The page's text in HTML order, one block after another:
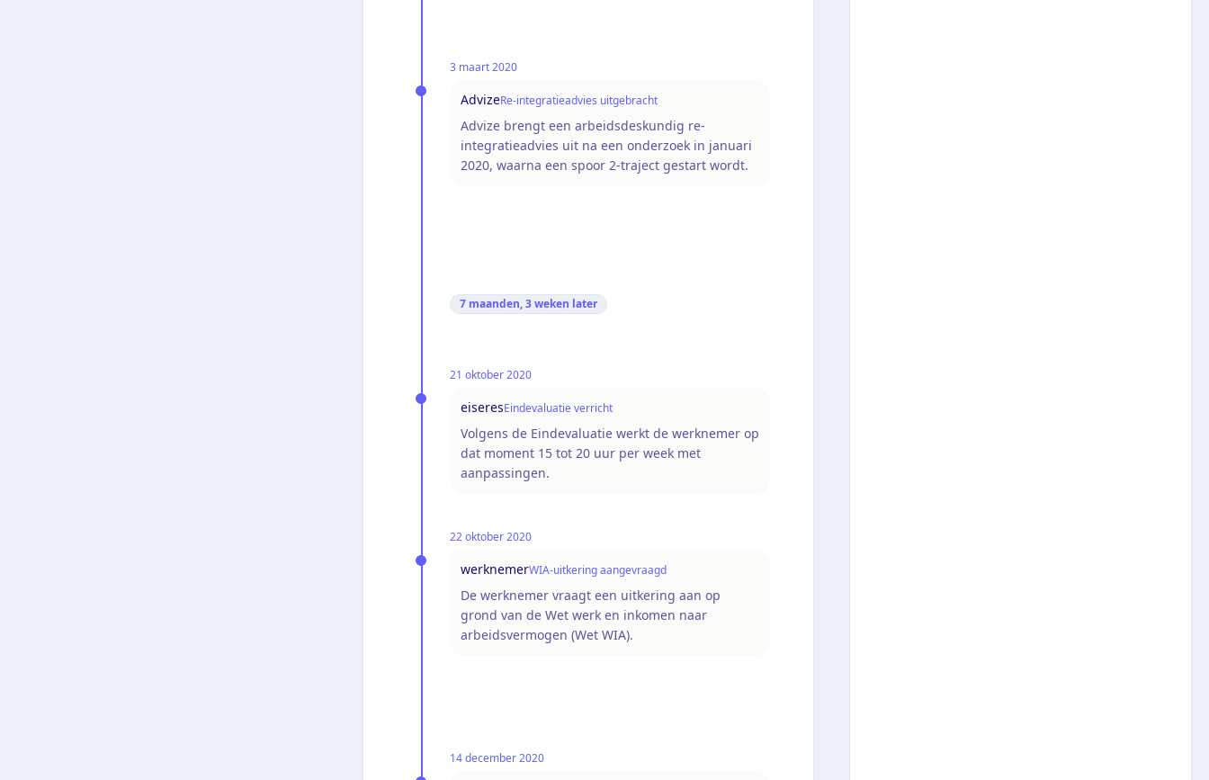
3 maart 2020
AdvizeRe-integratieadvies uitgebracht
Advize brengt een arbeidsdeskundig re-
integratieadvies uit na een onderzoek in januari
2020, waarna een spoor 2-traject gestart wordt.
7 maanden, 3 weken later
21 oktober 2020
eiseresEindevaluatie verricht
Volgens de Eindevaluatie werkt de werknemer op
dat moment 15 tot 20 uur per week met
aanpassingen.
22 oktober 2020
werknemerWIA-uitkering aangevraagd
De werknemer vraagt een uitkering aan op
grond van de Wet werk en inkomen naar
arbeidsvermogen (Wet WIA).
14 december 2020